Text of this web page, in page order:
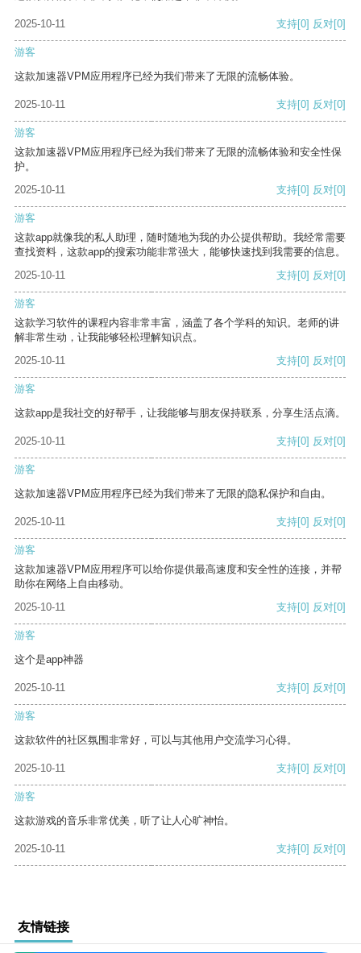
2025-10-11 支持[0] 反对[0]
游客
这款加速器VPM应用程序已经为我们带来了无限的流畅体验。
2025-10-11 支持[0] 反对[0]
游客
这款加速器VPM应用程序已经为我们带来了无限的流畅体验和安全性保
护。
2025-10-11
支持[0] 反对[0]
游客
这款app就像我的私人助理，随时随地为我的办公提供帮助。我经常需要
查找资料，这款app的搜索功能非常强大，能够快速找到我需要的信息。
2025-10-11
支持[0] 反对[0]
游客
这款学习软件的课程内容非常丰富，涵盖了各个学科的知识。老师的讲
解非常生动，让我能够轻松理解知识点。
2025-10-11
支持[0] 反对[0]
游客
这款app是我社交的好帮手，让我能够与朋友保持联系，分享生活点滴。
2025-10-11 支持[0] 反对[0]
游客
这款加速器VPM应用程序已经为我们带来了无限的隐私保护和自由。
2025-10-11 支持[0] 反对[0]
游客
这款加速器VPM应用程序可以给你提供最高速度和安全性的连接，并帮
助你在网络上自由移动。
2025-10-11
支持[0] 反对[0]
游客
这个是app神器
2025-10-11 支持[0] 反对[0]
游客
这款软件的社区氛围非常好，可以与其他用户交流学习心得。
2025-10-11 支持[0] 反对[0]
游客
这款游戏的音乐非常优美，听了让人心旷神怡。
2025-10-11 支持[0] 反对[0]
友情链接